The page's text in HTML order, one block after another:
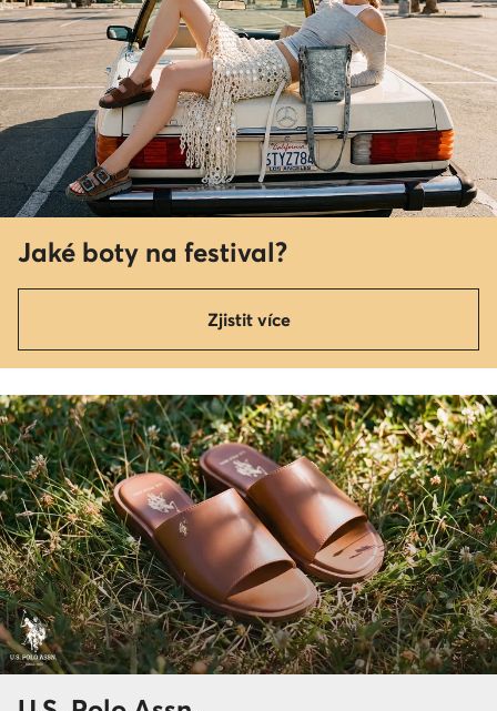
Jaké boty na festival?
Zjistit více